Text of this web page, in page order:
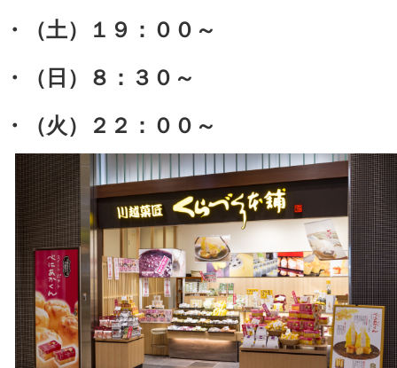
・（土）１９：００～
・（日）８：３０～
・（火）２２：００～